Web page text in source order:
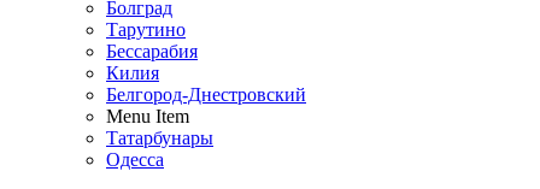
Болград
Тарутино
Бессарабия
Килия
Белгород-Днестровский
Menu Item
Татарбунары
Одесса